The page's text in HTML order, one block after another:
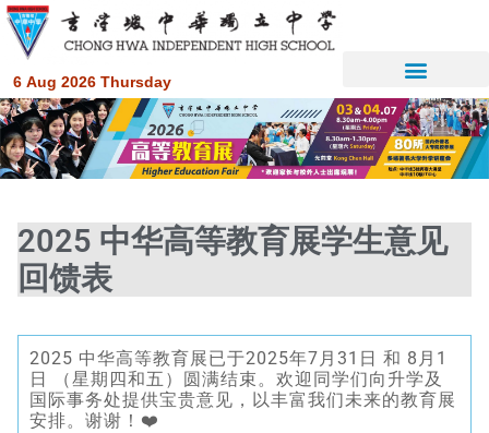
6 Aug 2026 Thursday
2025 中华高等教育展学生意见
回馈表
2025 中华高等教育展已于2025年7月31日 和 8月1
日 （星期四和五）圆满结束。欢迎同学们向升学及
国际事务处提供宝贵意见，以丰富我们未来的教育展
安排。谢谢！❤️